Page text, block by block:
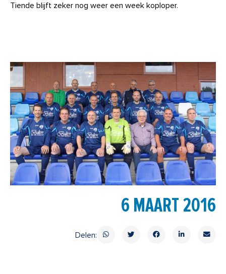
Tiende blijft zeker nog weer een week koploper.
6 MAART 2016
Delen: